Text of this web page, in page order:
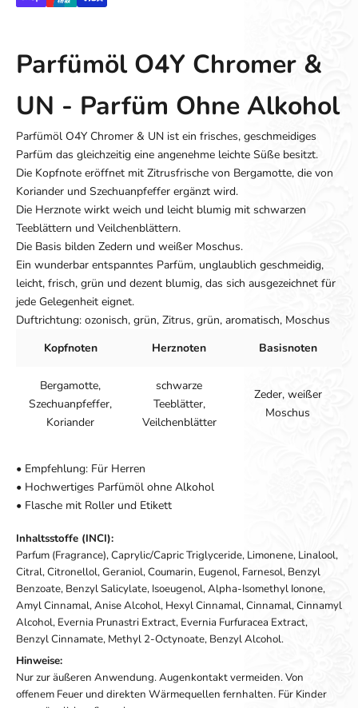
Parfümöl O4Y Chromer &
UN - Parfüm Ohne Alkohol
Parfümöl O4Y Chromer & UN ist ein frisches, geschmeidiges
Parfüm das gleichzeitig eine angenehme leichte Süße besitzt.
Die Kopfnote eröffnet mit Zitrusfrische von Bergamotte, die von
Koriander und Szechuanpfeffer ergänzt wird.
Die Herznote wirkt weich und leicht blumig mit schwarzen
Teeblättern und Veilchenblättern.
Die Basis bilden Zedern und weißer Moschus.
Ein wunderbar entspanntes Parfüm, unglaublich geschmeidig,
leicht, frisch, grün und dezent blumig, das sich ausgezeichnet für
jede Gelegenheit eignet.
Duftrichtung: ozonisch, grün, Zitrus, grün, aromatisch, Moschus
Kopfnoten
Herznoten Basisnoten
Bergamotte,
Szechuanpfeffer,
Koriander
schwarze
Teeblätter,
Veilchenblätter
Zeder, weißer
Moschus
• Empfehlung: Für Herren
• Hochwertiges Parfümöl ohne Alkohol
• Flasche mit Roller und Etikett
Inhaltsstoffe (INCI):
Parfum (Fragrance), Caprylic/Capric Triglyceride, Limonene, Linalool,
Citral, Citronellol, Geraniol, Coumarin, Eugenol, Farnesol, Benzyl
Benzoate, Benzyl Salicylate, Isoeugenol, Alpha-Isomethyl Ionone,
Amyl Cinnamal, Anise Alcohol, Hexyl Cinnamal, Cinnamal, Cinnamyl
Alcohol, Evernia Prunastri Extract, Evernia Furfuracea Extract,
Benzyl Cinnamate, Methyl 2-Octynoate, Benzyl Alcohol.
Hinweise:
Nur zur äußeren Anwendung. Augenkontakt vermeiden. Von
offenem Feuer und direkten Wärmequellen fernhalten. Für Kinder